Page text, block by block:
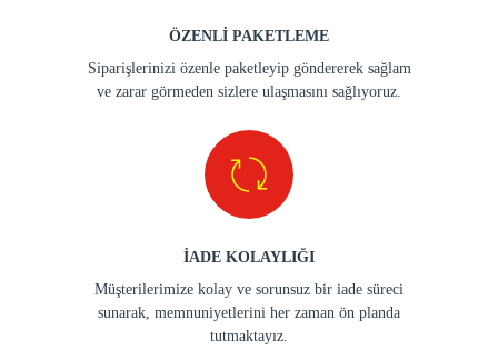
ÖZENLİ PAKETLEME
Siparişlerinizi özenle paketleyip göndererek sağlam
ve zarar görmeden sizlere ulaşmasını sağlıyoruz.
İADE KOLAYLIĞI
Müşterilerimize kolay ve sorunsuz bir iade süreci
sunarak, memnuniyetlerini her zaman ön planda
tutmaktayız.